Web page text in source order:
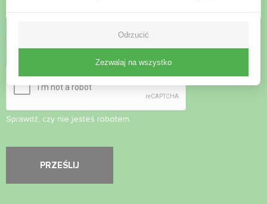
politykę prywatności
Kontrola bezpieczeństwa*
Sprawdź, czy nie jesteś robotem.
Odrzucić
Zezwalaj na wszystko